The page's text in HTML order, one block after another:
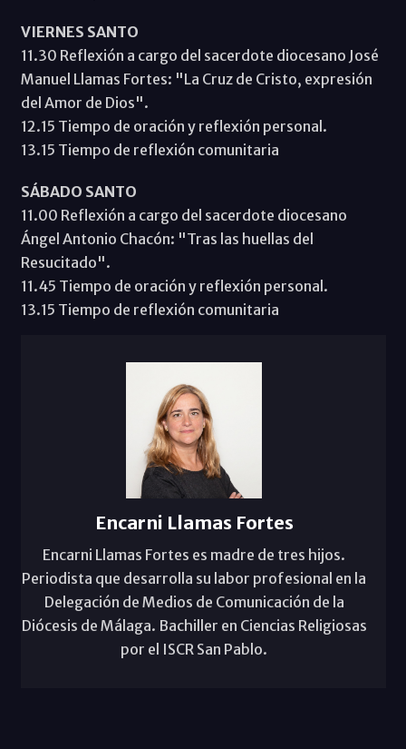
VIERNES SANTO
11.30 Reflexión a cargo del sacerdote diocesano José
Manuel Llamas Fortes: "La Cruz de Cristo, expresión
del Amor de Dios".
12.15 Tiempo de oración y reflexión personal.
13.15 Tiempo de reflexión comunitaria
SÁBADO SANTO
11.00 Reflexión a cargo del sacerdote diocesano
Ángel Antonio Chacón: "Tras las huellas del
Resucitado".
11.45 Tiempo de oración y reflexión personal.
13.15 Tiempo de reflexión comunitaria
Encarni Llamas Fortes
Encarni Llamas Fortes es madre de tres hijos.
Periodista que desarrolla su labor profesional en la
Delegación de Medios de Comunicación de la
Diócesis de Málaga. Bachiller en Ciencias Religiosas
por el ISCR San Pablo.